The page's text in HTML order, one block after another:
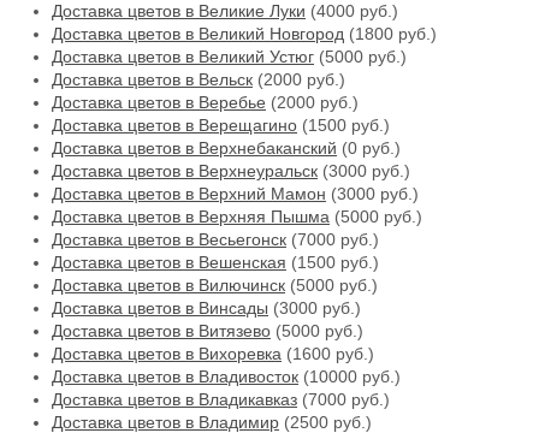
Доставка цветов в Великие Луки (4000 руб.)
Доставка цветов в Великий Новгород (1800 руб.)
Доставка цветов в Великий Устюг (5000 руб.)
Доставка цветов в Вельск (2000 руб.)
Доставка цветов в Веребье (2000 руб.)
Доставка цветов в Верещагино (1500 руб.)
Доставка цветов в Верхнебаканский (0 руб.)
Доставка цветов в Верхнеуральск (3000 руб.)
Доставка цветов в Верхний Мамон (3000 руб.)
Доставка цветов в Верхняя Пышма (5000 руб.)
Доставка цветов в Весьегонск (7000 руб.)
Доставка цветов в Вешенская (1500 руб.)
Доставка цветов в Вилючинск (5000 руб.)
Доставка цветов в Винсады (3000 руб.)
Доставка цветов в Витязево (5000 руб.)
Доставка цветов в Вихоревка (1600 руб.)
Доставка цветов в Владивосток (10000 руб.)
Доставка цветов в Владикавказ (7000 руб.)
Доставка цветов в Владимир (2500 руб.)